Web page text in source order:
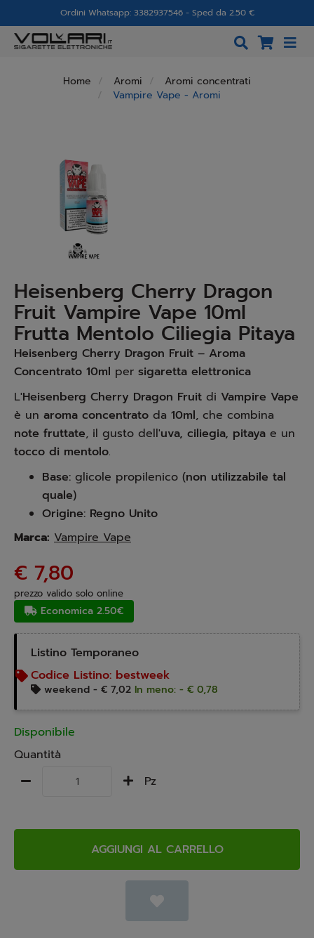
Ordini Whatsapp: 3382937546 - Sped da 2.50 €
Home Aromi
Aromi concentrati
Vampire Vape - Aromi
Heisenberg Cherry Dragon
Fruit Vampire Vape 10ml
Frutta Mentolo Ciliegia Pitaya
Heisenberg Cherry Dragon Fruit – Aroma
Concentrato 10ml per sigaretta elettronica
L'Heisenberg Cherry Dragon Fruit di Vampire Vape
è un aroma concentrato da 10ml, che combina
note fruttate, il gusto dell'uva, ciliegia, pitaya e un
tocco di mentolo.
Base: glicole propilenico (non utilizzabile tal
quale)
Origine: Regno Unito
Marca: Vampire Vape
€ 7,80
prezzo valido solo online
Economica 2.50€
Listino Temporaneo
Codice Listino: bestweek
weekend - € 7,02 In meno: - € 0,78
Disponibile
Quantità
Pz
AGGIUNGI AL CARRELLO